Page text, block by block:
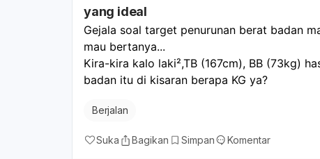
yang ideal
Gejala soal target penurunan berat badan
mau bertanya...
Kira-kira kalo laki²,TB (167cm), BB (73kg)
badan itu di kisaran berapa KG ya?
Berjalan
Suka Bagikan Simpan Komentar